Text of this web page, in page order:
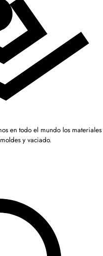
en todo el mundo los materiales
y vaciado.